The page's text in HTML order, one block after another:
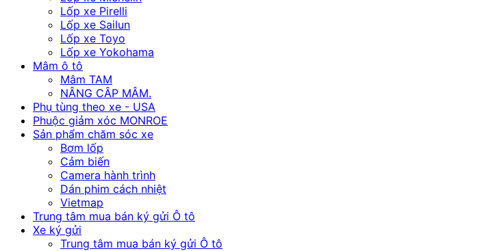
Lốp xe Pirelli
Lốp xe Sailun
Lốp xe Toyo
Lốp xe Yokohama
Mâm ô tô
Mâm TAM
NÂNG CÂP MÂM.
Phụ tùng theo xe - USA
Phuộc giảm xóc MONROE
Sản phẩm chăm sóc xe
Bơm lốp
Cảm biến
Camera hành trình
Dán phim cách nhiệt
Vietmap
Trung tâm mua bán ký gửi Ô tô
Xe ký gửi
Trung tâm mua bán ký gửi Ô tô